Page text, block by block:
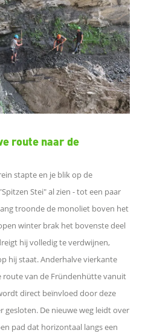
route naar de
stapte en je blik op de
Stei" al zien - tot een paar
troonde de monoliet boven het
winter brak het bovenste deel
hij volledig te verdwijnen,
hij staat. Anderhalve vierkante
route van de Fründenhütte vanuit
direct beïnvloed door deze
De nieuwe weg leidt over
pad dat horizontaal langs een